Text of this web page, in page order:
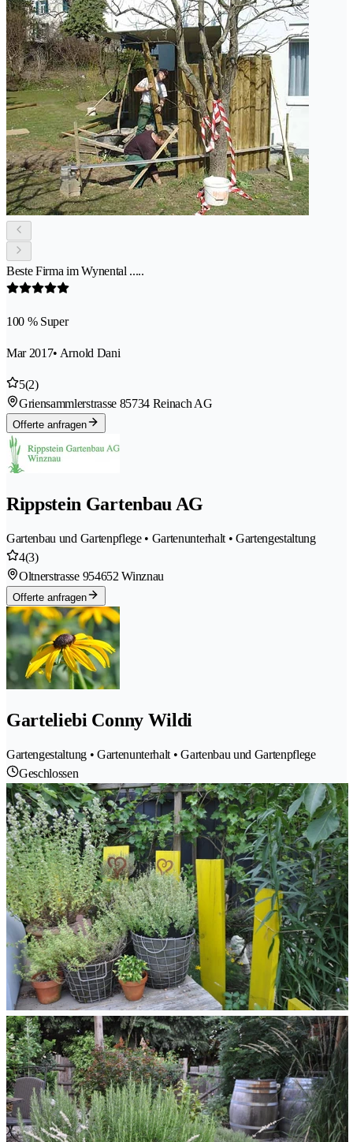
Beste Firma im Wynental .....
100 % Super
Mar 2017• Arnold Dani
5(2)
Griensammlerstrasse 85734 Reinach AG
Offerte anfragen
Rippstein Gartenbau AG
Gartenbau und Gartenpflege • Gartenunterhalt • Gartengestaltung
4(3)
Oltnerstrasse 954652 Winznau
Offerte anfragen
Garteliebi Conny Wildi
Gartengestaltung • Gartenunterhalt • Gartenbau und Gartenpflege
Geschlossen